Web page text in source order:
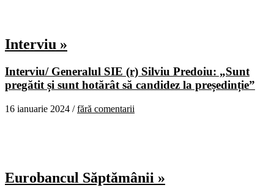
Interviu »
Interviu/ Generalul SIE (r) Silviu Predoiu: „Sunt
pregătit și sunt hotărât să candidez la președinție”
16 ianuarie 2024 /fără comentarii
Eurobancul Săptămânii »